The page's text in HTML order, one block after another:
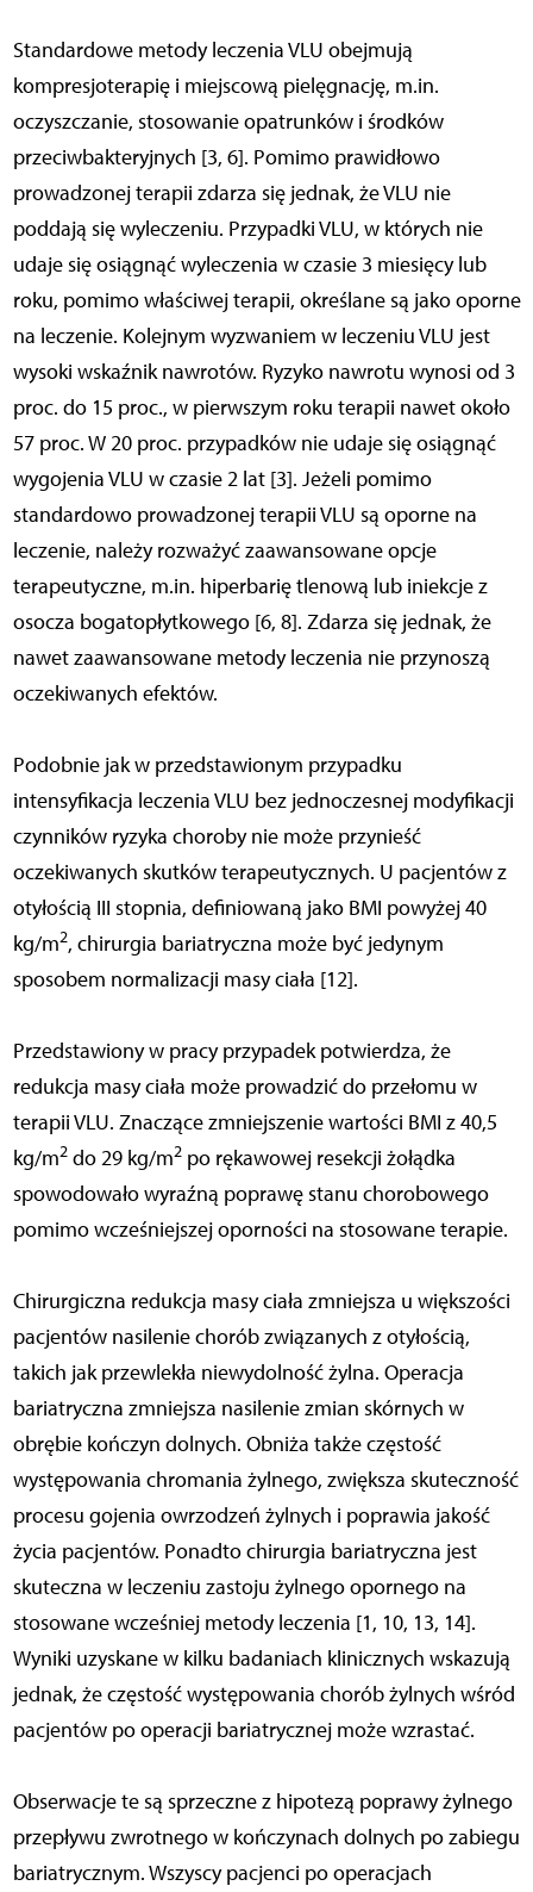
Standardowe metody leczenia VLU obejmują
kompresjoterapię i miejscową pielęgnację, m.in.
oczyszczanie, stosowanie opatrunków i środków
przeciwbakteryjnych [3, 6]. Pomimo prawidłowo
prowadzonej terapii zdarza się jednak, że VLU nie
poddają się wyleczeniu. Przypadki VLU, w których nie
udaje się osiągnąć wyleczenia w czasie 3 miesięcy lub
roku, pomimo właściwej terapii, określane są jako oporne
na leczenie. Kolejnym wyzwaniem w leczeniu VLU jest
wysoki wskaźnik nawrotów. Ryzyko nawrotu wynosi od 3
proc. do 15 proc., w pierwszym roku terapii nawet około
57 proc. W 20 proc. przypadków nie udaje się osiągnąć
wygojenia VLU w czasie 2 lat [3]. Jeżeli pomimo
standardowo prowadzonej terapii VLU są oporne na
leczenie, należy rozważyć zaawansowane opcje
terapeutyczne, m.in. hiperbarię tlenową lub iniekcje z
osocza bogatopłytkowego [6, 8]. Zdarza się jednak, że
nawet zaawansowane metody leczenia nie przynoszą
oczekiwanych efektów.
Podobnie jak w przedstawionym przypadku
intensyfikacja leczenia VLU bez jednoczesnej modyfikacji
czynników ryzyka choroby nie może przynieść
oczekiwanych skutków terapeutycznych. U pacjentów z
otyłością III stopnia, definiowaną jako BMI powyżej 40
kg/m2, chirurgia bariatryczna może być jedynym
sposobem normalizacji masy ciała [12].
Przedstawiony w pracy przypadek potwierdza, że
redukcja masy ciała może prowadzić do przełomu w
terapii VLU. Znaczące zmniejszenie wartości BMI z 40,5
kg/m2do 29 kg/m2po rękawowej resekcji żołądka
spowodowało wyraźną poprawę stanu chorobowego
pomimo wcześniejszej oporności na stosowane terapie.
Chirurgiczna redukcja masy ciała zmniejsza u większości
pacjentów nasilenie chorób związanych z otyłością,
takich jak przewlekła niewydolność żylna. Operacja
bariatryczna zmniejsza nasilenie zmian skórnych w
obrębie kończyn dolnych. Obniża także częstość
występowania chromania żylnego, zwiększa skuteczność
procesu gojenia owrzodzeń żylnych i poprawia jakość
życia pacjentów. Ponadto chirurgia bariatryczna jest
skuteczna w leczeniu zastoju żylnego opornego na
stosowane wcześniej metody leczenia [1, 10, 13, 14].
Wyniki uzyskane w kilku badaniach klinicznych wskazują
jednak, że częstość występowania chorób żylnych wśród
pacjentów po operacji bariatrycznej może wzrastać.
Obserwacje te są sprzeczne z hipotezą poprawy żylnego
przepływu zwrotnego w kończynach dolnych po zabiegu
bariatrycznym. Wszyscy pacjenci po operacjach